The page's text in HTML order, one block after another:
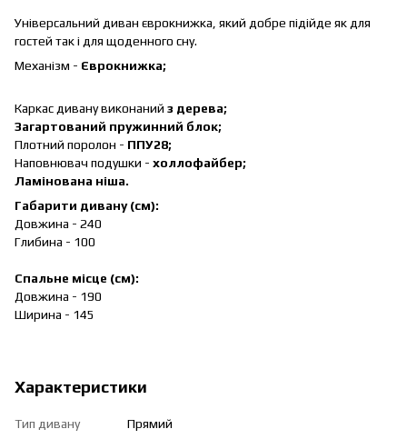
Універсальний диван єврокнижка, який добре підійде як для
гостей так і для щоденного сну.
Механізм - Єврокнижка;
Каркас дивану виконаний з дерева;
Загартований пружинний блок;
Плотний поролон - ППУ28;
Наповнювач подушки - холлофайбер;
Ламінована ніша.
Габарити дивану (см):
Довжина - 240
Глибина - 100
Спальне місце (см):
Довжина - 190
Ширина - 145
Характеристики
Тип дивану
Прямий